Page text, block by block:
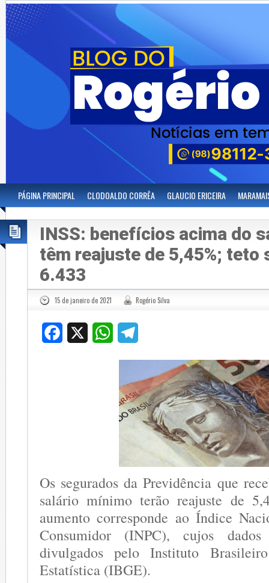
PÁGINA PRINCIPAL CLODOALDO CORRÊA GLAUCIO ERICEIRA
INSS: benefícios acima do
têm reajuste de 5,45%; teto
6.433
15 de janeiro de 2021 Rogério Silva
Facebook WhatsApp
Os segurados da Previdência que
salário mínimo terão reajuste de
aumento corresponde ao Índice
Consumidor (INPC), cujos
divulgados pelo Instituto
Estatística (IBGE).